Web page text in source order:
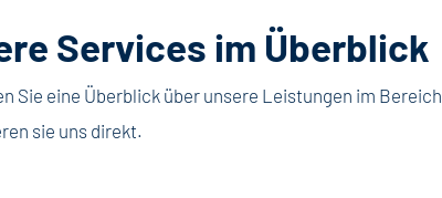
Services im Überblick
Sie eine Überblick über unsere Leistungen im
sie uns direkt.